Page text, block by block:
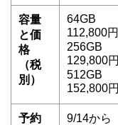
容量
と価
格
（税
別）
64GB
112,800円
256GB
129,800円
512GB
152,800円
予約 9/14から